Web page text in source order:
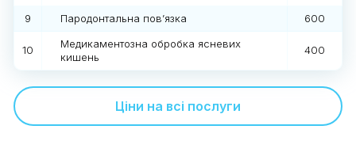
9 Пародонтальна пов’язка 600
10
Медикаментозна обробка ясневих
кишень
400
Ціни на всі послуги